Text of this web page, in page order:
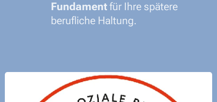
Fundament für Ihre spätere
berufliche Haltung.